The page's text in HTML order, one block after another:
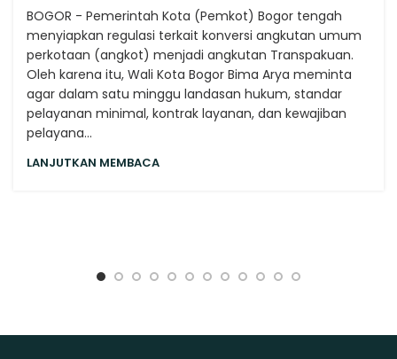
BOGOR - Pemerintah Kota (Pemkot) Bogor tengah
menyiapkan regulasi terkait konversi angkutan umum
perkotaan (angkot) menjadi angkutan Transpakuan.
Oleh karena itu, Wali Kota Bogor Bima Arya meminta
agar dalam satu minggu landasan hukum, standar
pelayanan minimal, kontrak layanan, dan kewajiban
pelayana...
LANJUTKAN MEMBACA